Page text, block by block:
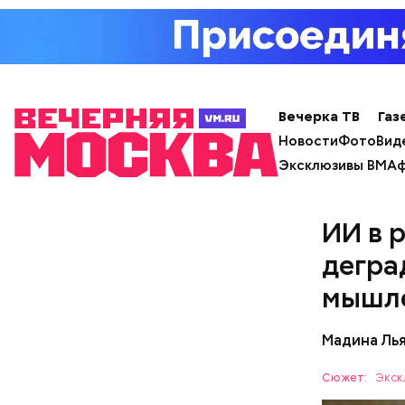
Вечерка ТВ
НовостиФото
Эксклюзивы ВМ
ИИ в
Мадина
Сюжет: